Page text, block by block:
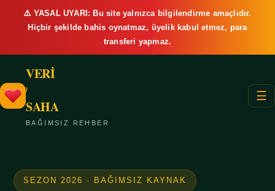
⚠️ YASAL UYARI: Bu site yalnızca bilgilendirme amaçlıdır.
Hiçbir şekilde bahis oynatmaz, üyelik kabul etmez, para
transferi yapmaz.
VERİ
/
SAHA
BAĞIMSIZ REHBER
☰
SEZON 2026 · BAĞIMSIZ KAYNAK